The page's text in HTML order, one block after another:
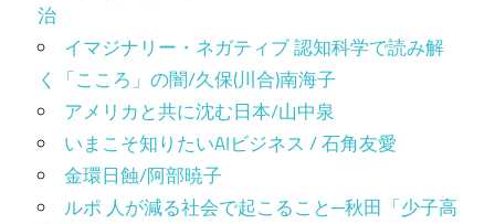
治
イマジナリー・ネガティブ 認知科学で読み解
く「こころ」の闇/久保(川合)南海子
アメリカと共に沈む日本/山中泉
いまこそ知りたいAIビジネス / 石角友愛
金環日蝕/阿部暁子
ルポ 人が減る社会で起こること─秋田「少子高